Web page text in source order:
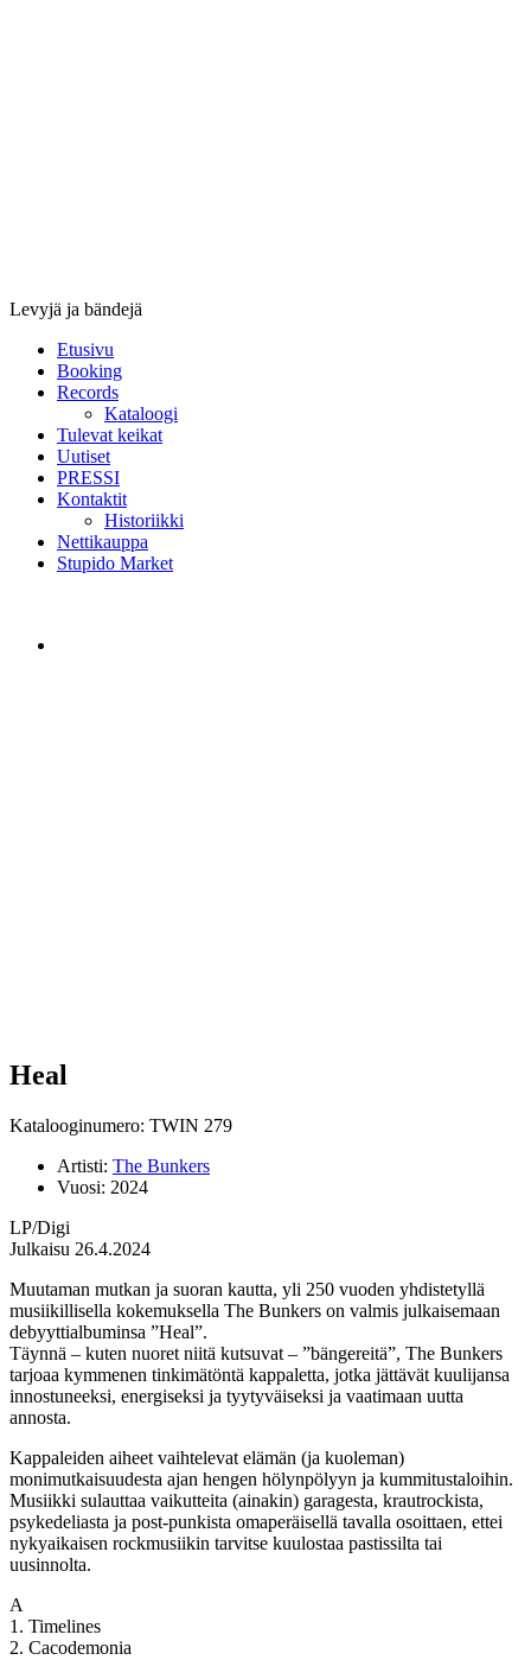
Levyjä ja bändejä
Etusivu
Booking
Records
Kataloogi
Tulevat keikat
Uutiset
PRESSI
Kontaktit
Historiikki
Nettikauppa
Stupido Market
Heal
Katalooginumero: TWIN 279
Artisti: The Bunkers
Vuosi: 2024
LP/Digi
Julkaisu 26.4.2024
Muutaman mutkan ja suoran kautta, yli 250 vuoden yhdistetyllä
musiikillisella kokemuksella The Bunkers on valmis julkaisemaan
debyyttialbuminsa ”Heal”.
Täynnä – kuten nuoret niitä kutsuvat – ”bängereitä”, The Bunkers
tarjoaa kymmenen tinkimätöntä kappaletta, jotka jättävät kuulijansa
innostuneeksi, energiseksi ja tyytyväiseksi ja vaatimaan uutta
annosta.
Kappaleiden aiheet vaihtelevat elämän (ja kuoleman)
monimutkaisuudesta ajan hengen hölynpölyyn ja kummitustaloihin.
Musiikki sulauttaa vaikutteita (ainakin) garagesta, krautrockista,
psykedeliasta ja post-punkista omaperäisellä tavalla osoittaen, ettei
nykyaikaisen rockmusiikin tarvitse kuulostaa pastissilta tai
uusinnolta.
A
1. Timelines
2. Cacodemonia